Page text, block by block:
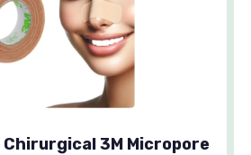
3M Micropore